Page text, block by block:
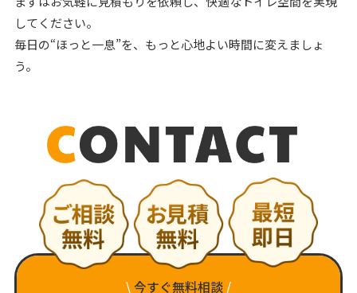
してください。
毎日の“ほっと一息”を、もっと心地よい時間に変えましょ
う。
\ 今すぐ無料相談 /